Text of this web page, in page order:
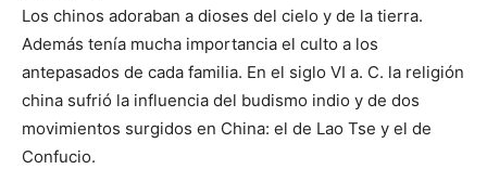
Los chinos adoraban a dioses del cielo y de la tierra.
Además tenía mucha importancia el culto a los
antepasados de cada familia. En el siglo VI a. C. la religión
china sufrió la influencia del budismo indio y de dos
movimientos surgidos en China: el de Lao Tse y el de
Confucio.